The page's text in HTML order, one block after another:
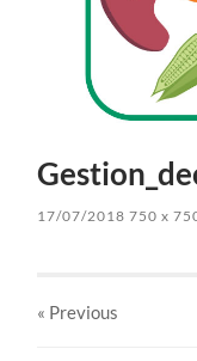
17/07/2018 750x
« Previous